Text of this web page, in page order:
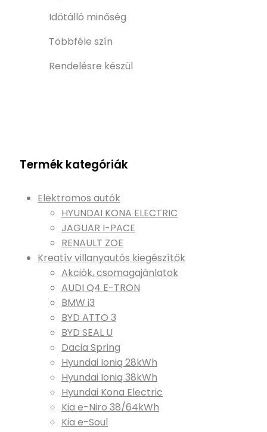
Időtálló minőség
Többféle szín
Rendelésre készül
Termék kategóriák
Elektromos autók
HYUNDAI KONA ELECTRIC
JAGUAR I-PACE
RENAULT ZOE
Kreatív villanyautós kiegészítők
Akciók, csomagajánlatok
AUDI Q4 E-TRON
BMW i3
BYD ATTO 3
BYD SEAL U
Dacia Spring
Hyundai Ioniq 28kWh
Hyundai Ioniq 38kWh
Hyundai Kona Electric
Kia e-Niro 38/64kWh
Kia e-Soul